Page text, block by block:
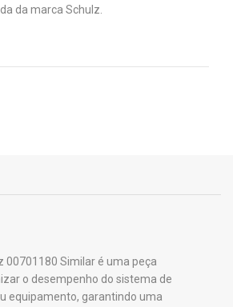
da marca Schulz.
00701180 Similar é uma peça
o desempenho do sistema de
equipamento, garantindo uma